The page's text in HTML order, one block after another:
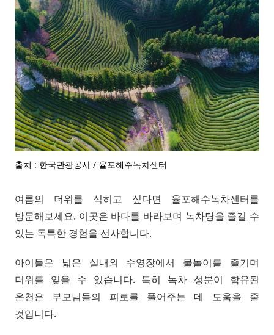
출처 : 한국관광공사 / 율포해수녹차센터
여름의 더위를 식히고 싶다면 율포해수녹차센터를
방문해보세요. 이곳은 바다를 바라보며 녹차탕을 즐길 수
있는 독특한 경험을 선사합니다.
아이들은 넓은 실내외 수영장에서 물놀이를 즐기며
더위를 잊을 수 있습니다. 특히 녹차 성분이 함유된
온천은 부모님들의 피로를 풀어주는 데 도움을 줄
것입니다.